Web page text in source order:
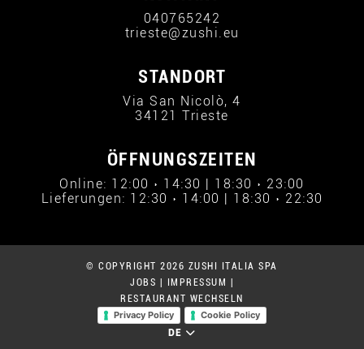
040765242
trieste@zushi.eu
STANDORT
Via San Nicolò, 4
34121 Trieste
ÖFFNUNGSZEITEN
Online: 12:00 › 14:30 | 18:30 › 23:00
Lieferungen: 12:30 › 14:00 | 18:30 › 22:30
© COPYRIGHT 2026 ZUSHI ITALIA SPA
JOBS
IMPRESSUM
RESTAURANT WECHSELN
Privacy Policy
Cookie Policy
DE